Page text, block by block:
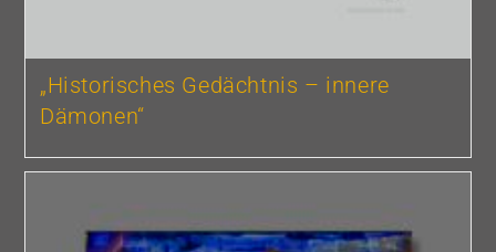
„Historisches Gedächtnis – innere
Dämonen“